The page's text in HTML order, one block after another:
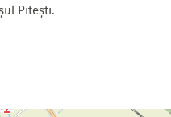
Pitești.